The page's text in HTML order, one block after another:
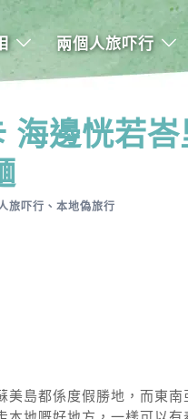
兩個人旅吓行
海邊恍若
旅吓行 、 本地偽旅行
美島都係度假勝地，而東南